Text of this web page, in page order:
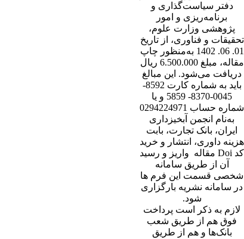
دفتر سیاست‌گذاری و
برنامه‌ریزی و امور
پژوهشی وزارت علوم،
تحقیقات و فناوری، از تاریخ
01. 06. 1402 به‌منظور چاپ
مقاله، مبلغ 6.500.000 ریال
دریافت می‌شود. این مبالغ
باید به شماره کارت 8592-
0045-8370- 5859 و یا
شماره حساب 0294224971
به‌نام انجمن آبخیزداری
ایران، بانک تجارت، بابت
هزینه داوری، انتشار و خرید
کد Doi مقاله واریز و رسید
آن از طریق سامانه
شخصی قسمت این فرم ها
در سامانه نشریه بارگزاری
شود.
لازم به ذکر است پرداخت
فوق هم از طریق شعب
بانک‌‌ها و هم از طریق